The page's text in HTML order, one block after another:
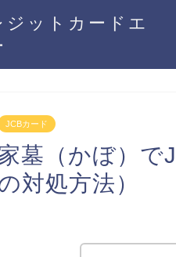
ジットカードエ
JCBカード
墓（かぼ）で
対処方法）